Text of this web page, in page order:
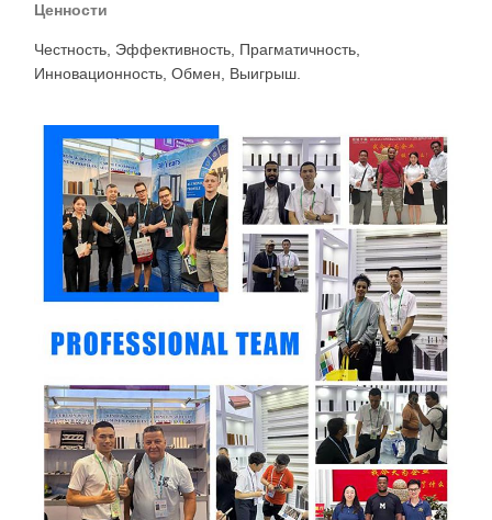
Ценности
Честность, Эффективность, Прагматичность,
Инновационность, Обмен, Выигрыш.